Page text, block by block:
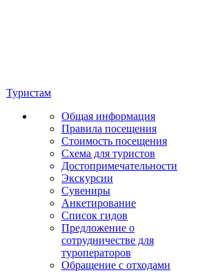
Туристам
Общая информация
Правила посещения
Стоимость посещения
Схема для туристов
Достопримечательности
Экскурсии
Сувениры
Анкетирование
Список гидов
Предложение о
сотрудничестве для
туроператоров
Обращение с отходами